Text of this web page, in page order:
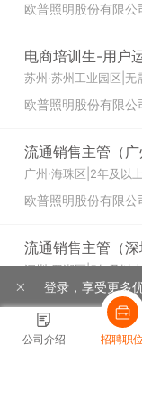
欧普照明股份有限公
电商培训生-用户
苏州·苏州工业园区 无
欧普照明股份有限公
流通销售主管（广
广州·海珠区 2年及以上
欧普照明股份有限公
流通销售主管（深
深圳·罗湖区|5年及以
欧普照明股份有限公
登录，享受更多
公司介绍 招聘职位